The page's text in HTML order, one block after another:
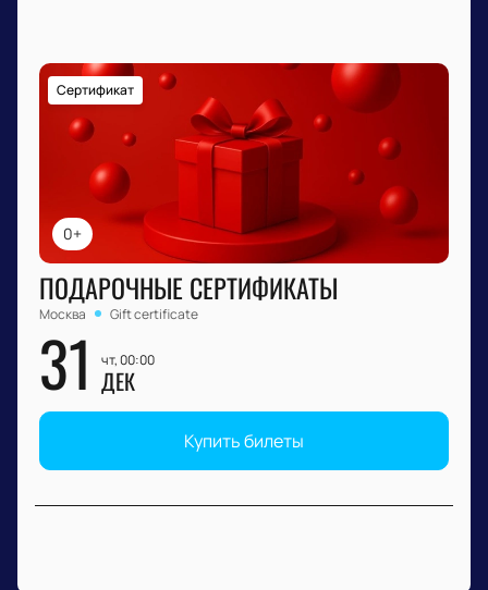
0+
Сертификат
ПОДАРОЧНЫЕ СЕРТИФИКАТЫ
Москва Gift certificate
31 чт, 00:00
ДЕК
Купить билеты